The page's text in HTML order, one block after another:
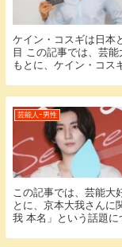
ケイン・コスギは日本
目 この記事では、芸
もとに、ケイン・コス
芸能人ｰ男性
この記事では、芸能大
とに、京本大我さんに
我 本名」という話題に